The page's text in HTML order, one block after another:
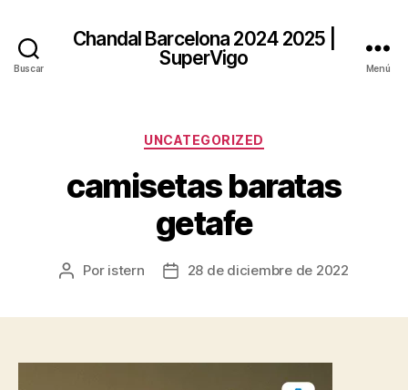
Buscar
Chandal Barcelona 2024 2025 |
SuperVigo
Menú
Categorías
UNCATEGORIZED
camisetas baratas
getafe
Autor
Por istern
Fecha28 de diciembre de 2022